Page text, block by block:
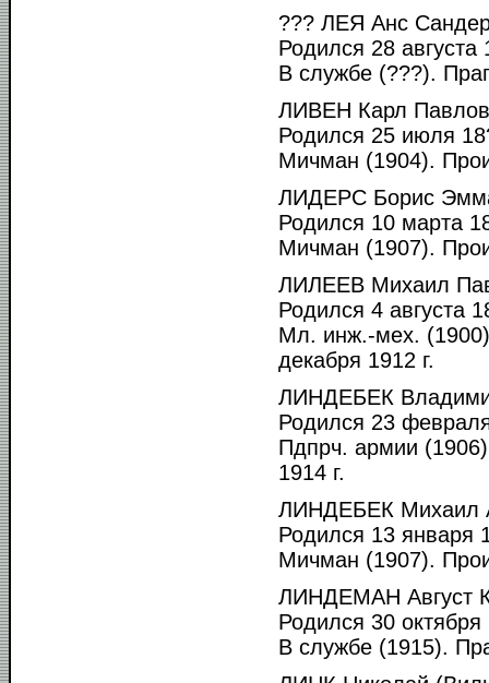
??? ЛЕЯ Анс
Родился 28 августа
В службе (???).
ЛИВЕН Карл
Родился 25 июля
Мичман (1904).
ЛИДЕРС Борис
Родился 10 марта
Мичман (1907).
ЛИЛЕЕВ Михаил
Родился 4 августа
Мл. инж.-мех.
декабря 1912 г.
ЛИНДЕБЕК
Родился 23
Пдпрч. армии
1914 г.
ЛИНДЕБЕК Михаил
Родился 13 января
Мичман (1907).
ЛИНДЕМАН Август
Родился 30 октября
В службе (1915).